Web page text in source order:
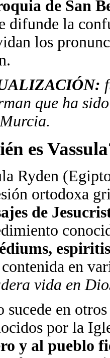
de San
difunde la
los
que ha
es
Ryden
ortodoxa
de
en
vida en
sucede en
por la
y al pueblo